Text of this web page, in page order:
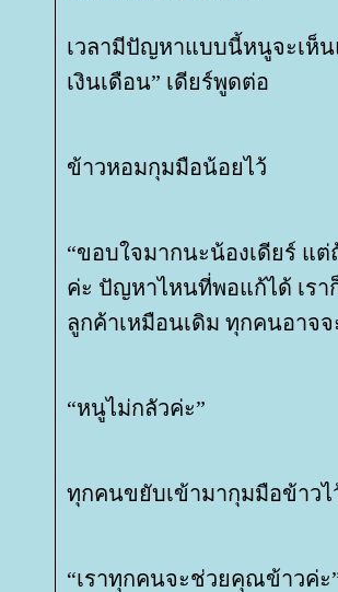
เวลามีปัญหาแบบนี้หนูจะเห็น
เงินเดือน” เดียร์พูดต่อ
ข้าวหอมกุมมือน้อยไว้
“ขอบใจมากนะน้องเดียร์ แ
ค่ะ ปัญหาไหนที่พอแก้ได้ เรา
ลูกค้าเหมือนเดิม ทุกคนอาจ
“หนูไม่กลัวค่ะ”
ทุกคนขยับเข้ามากุมมือข้าวไ
“เราทุกคนจะช่วยคุณข้าวค่ะ